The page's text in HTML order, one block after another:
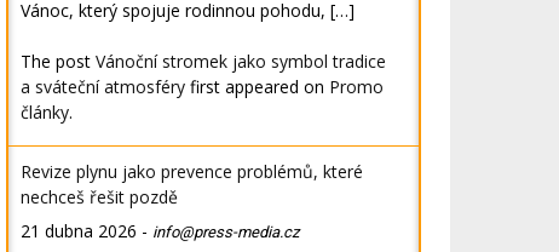
Vánoc, který spojuje rodinnou pohodu, […]
The postVánoční stromek jako symbol tradice
a sváteční atmosféry first appeared on Promo
články.
Revize plynu jako prevence problémů, které
nechceš řešit pozdě
21 dubna 2026 - info@press-media.cz